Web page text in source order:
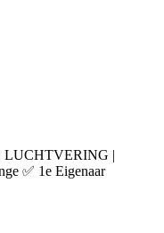
LUCHTVERING |
✅ 1e Eigenaar